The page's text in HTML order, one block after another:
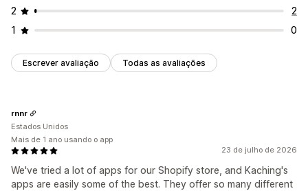
2
2
1
0
Escrever avaliação Todas as avaliações
23 de julho de 2026
We've tried a lot of apps for our Shopify store, and Kaching's
apps are easily some of the best. They offer so many different
rnnr
Estados Unidos
Mais de 1 ano usando o app